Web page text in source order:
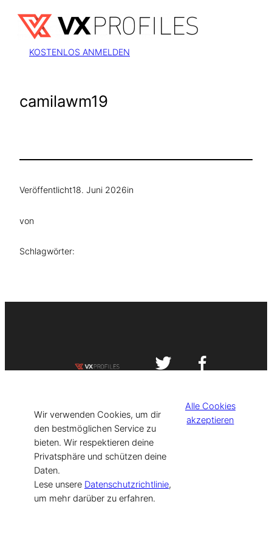
Inhalt
springen
KOSTENLOS ANMELDEN
camilawm19
Veröffentlicht18. Juni 2026in
von
Schlagwörter:
[current_year] VISIT-X. Made with
for Models & Influencers!
Wir verwenden Cookies, um dir
den bestmöglichen Service zu
bieten. Wir respektieren deine
Privatsphäre und schützen deine
Daten.
Lese unsere Datenschutzrichtlinie,
um mehr darüber zu erfahren.
Alle Cookies
akzeptieren